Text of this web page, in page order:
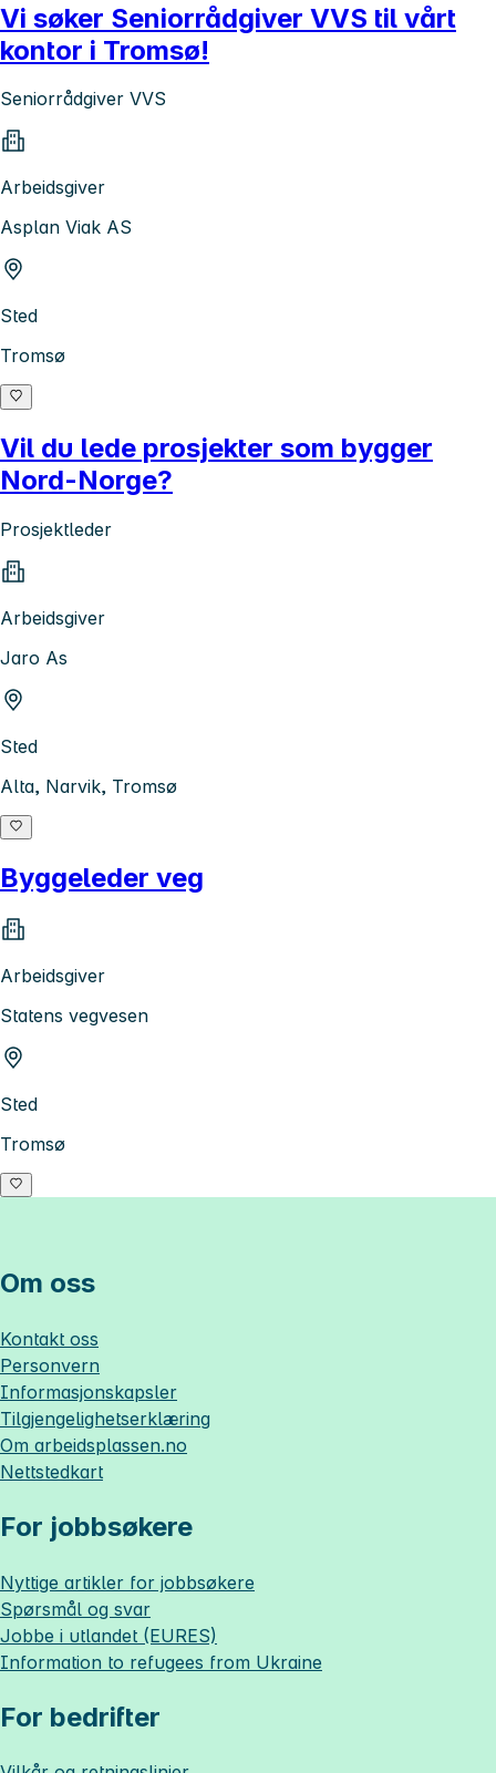
Vi søker Seniorrådgiver VVS til vårt
kontor i Tromsø!
Seniorrådgiver VVS
Arbeidsgiver
Asplan Viak AS
Sted
Tromsø
Vil du lede prosjekter som bygger
Nord-Norge?
Prosjektleder
Arbeidsgiver
Jaro As
Sted
Alta, Narvik, Tromsø
Byggeleder veg
Arbeidsgiver
Statens vegvesen
Sted
Tromsø
Om oss
Kontakt oss
Personvern
Informasjonskapsler
Tilgjengelighetserklæring
Om arbeidsplassen.no
Nettstedkart
For jobbsøkere
Nyttige artikler for jobbsøkere
Spørsmål og svar
Jobbe i utlandet (EURES)
Information to refugees from Ukraine
For bedrifter